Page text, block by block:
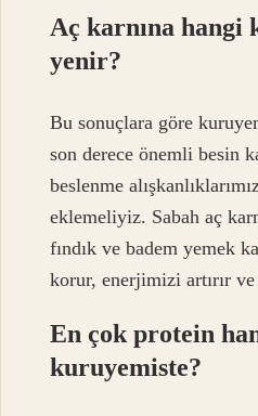
Aç karnına hangi
yenir?
Bu sonuçlara göre
son derece önemli besin
beslenme
eklemeliyiz. Sabah aç
fındık ve badem yemek
korur, enerjimizi artırır ve
En çok protein
kuruyemiste?